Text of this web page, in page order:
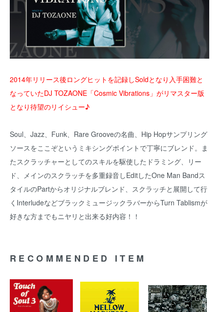
2014年リリース後ロングヒットを記録しSoldとなり入手困難と
なっていたDJ TOZAONE「Cosmic Vibrations」がリマスター版
となり待望のリイシュー♪
Soul、Jazz、Funk、Rare Grooveの名曲、Hip Hopサンプリング
ソースをここぞというミキシングポイントで丁寧にブレンド。ま
たスクラッチャーとしてのスキルを駆使したドラミング、リー
ド、メインのスクラッチを多重録音しEditしたOne Man Bandス
タイルのPartからオリジナルブレンド、スクラッチと展開して行
くInterludeなどブラックミュージックラバーからTurn Tablismが
好きな方までもニヤリと出来る好内容！！
RECOMMENDED ITEM